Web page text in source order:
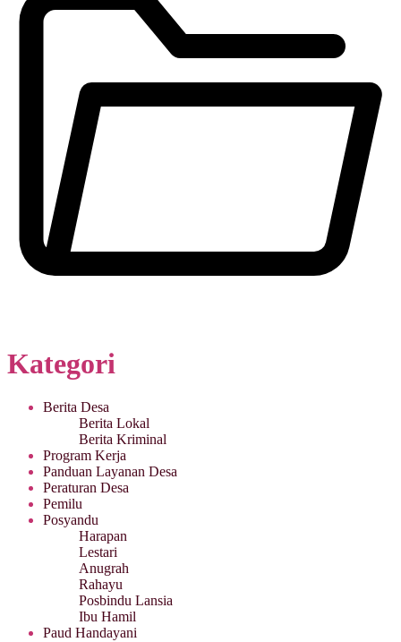
Kategori
Berita Desa
Berita Lokal
Berita Kriminal
Program Kerja
Panduan Layanan Desa
Peraturan Desa
Pemilu
Posyandu
Harapan
Lestari
Anugrah
Rahayu
Posbindu Lansia
Ibu Hamil
Paud Handayani